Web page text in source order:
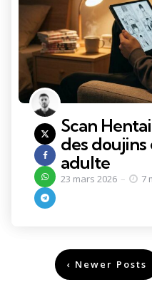
Scan
des doujins
adulte
23 mars 2026 7
PaginationNewer Posts